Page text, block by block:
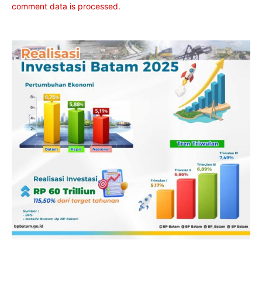
comment data is processed.